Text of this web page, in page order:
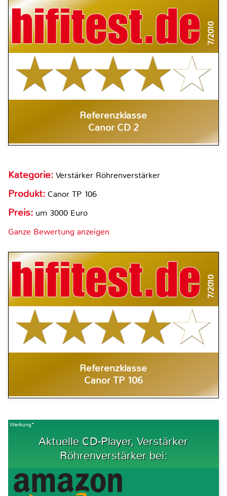
7/2010
Referenzklasse
Canor CD 2
Kategorie: Verstärker Röhrenverstärker
Produkt: Canor TP 106
Preis: um 3000 Euro
Ganze Bewertung anzeigen
7/2010
Referenzklasse
Canor TP 106
Werbung*
Aktuelle CD-Player, Verstärker
Röhrenverstärker bei: